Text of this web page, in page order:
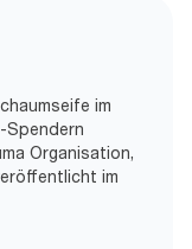
im
Spendern
Organisation,
im